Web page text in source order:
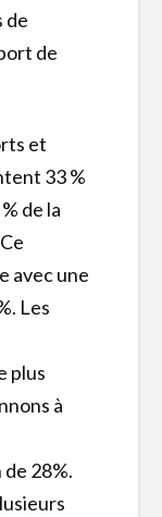
de
de
et
33 %
de la
avec une
Les
plus
à
28%.